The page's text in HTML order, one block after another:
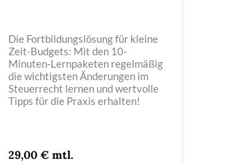
Die Fortbildungslösung für kleine
Zeit-Budgets: Mit den 10-
Minuten-Lernpaketen regelmäßig
die wichtigsten Änderungen im
Steuerrecht lernen und wertvolle
Tipps für die Praxis erhalten!
29,00 € mtl.